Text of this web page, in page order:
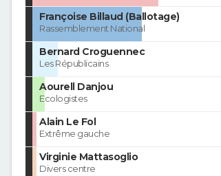
Françoise Billaud (Ballotage)
Rassemblement National
Bernard Croguennec
Les Républicains
Aourell Danjou
Ecologistes
Alain Le Fol
Extrême gauche
Virginie Mattasoglio
Divers centre